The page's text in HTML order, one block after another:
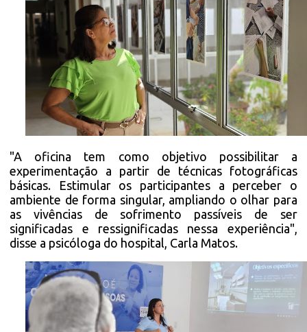
"A oficina tem como objetivo possibilitar a
experimentação a partir de técnicas fotográficas
básicas. Estimular os participantes a perceber o
ambiente de forma singular, ampliando o olhar para
as vivências de sofrimento passíveis de ser
significadas e ressignificadas nessa experiência",
disse a psicóloga do hospital, Carla Matos.